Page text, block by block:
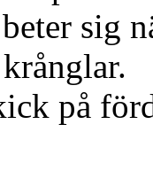
sig
på